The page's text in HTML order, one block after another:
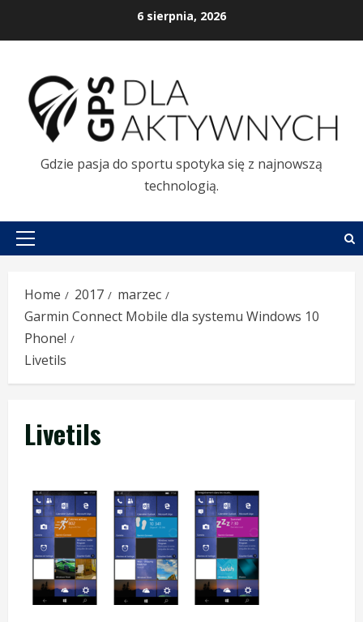
6 sierpnia, 2026
Gdzie pasja do sportu spotyka się z najnowszą
technologią.
Primary
Home 2017
marzec
Garmin Connect Mobile dla systemu Windows 10
Phone!
Livetils
Livetils